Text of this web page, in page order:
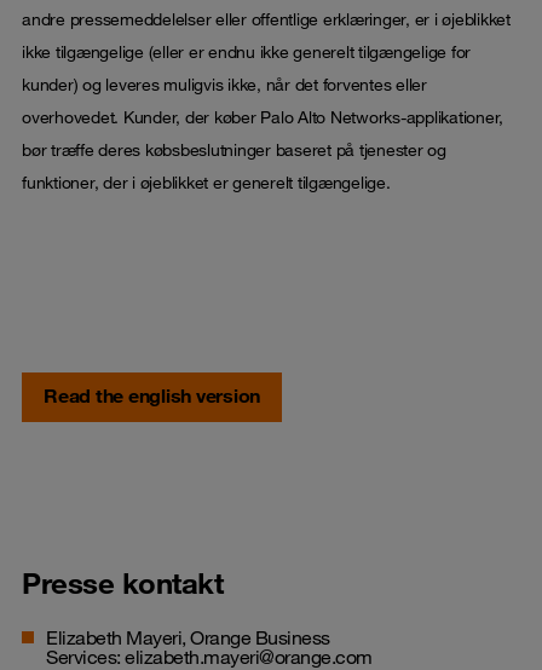
andre pressemeddelelser eller offentlige erklæringer, er i øjeblikket
ikke tilgængelige (eller er endnu ikke generelt tilgængelige for
kunder) og leveres muligvis ikke, når det forventes eller
overhovedet. Kunder, der køber Palo Alto Networks-applikationer,
bør træffe deres købsbeslutninger baseret på tjenester og
funktioner, der i øjeblikket er generelt tilgængelige.
Read the english version
Presse kontakt
Elizabeth Mayeri, Orange Business
Services: elizabeth.mayeri@orange.com